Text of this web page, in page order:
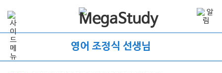
영어 조정식 선생님